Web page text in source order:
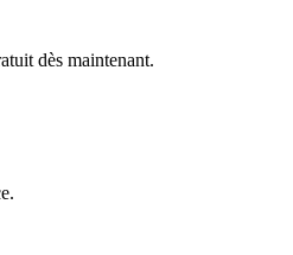
dès maintenant.
.